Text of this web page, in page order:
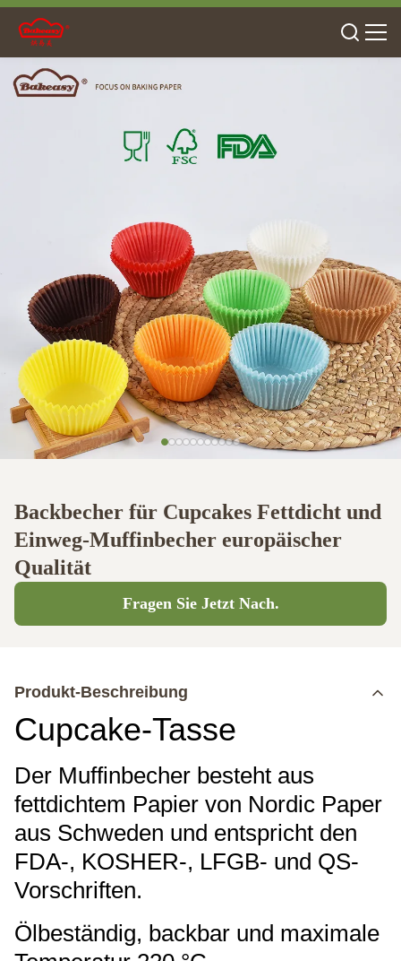
Backbecher für Cupcakes Fettdicht und
Einweg-Muffinbecher europäischer
Qualität
Fragen Sie Jetzt Nach.
Produkt-Beschreibung
Cupcake-Tasse
Der Muffinbecher besteht aus
fettdichtem Papier von Nordic Paper
aus Schweden und entspricht den
FDA-, KOSHER-, LFGB- und QS-
Vorschriften.
Ölbeständig, backbar und maximale